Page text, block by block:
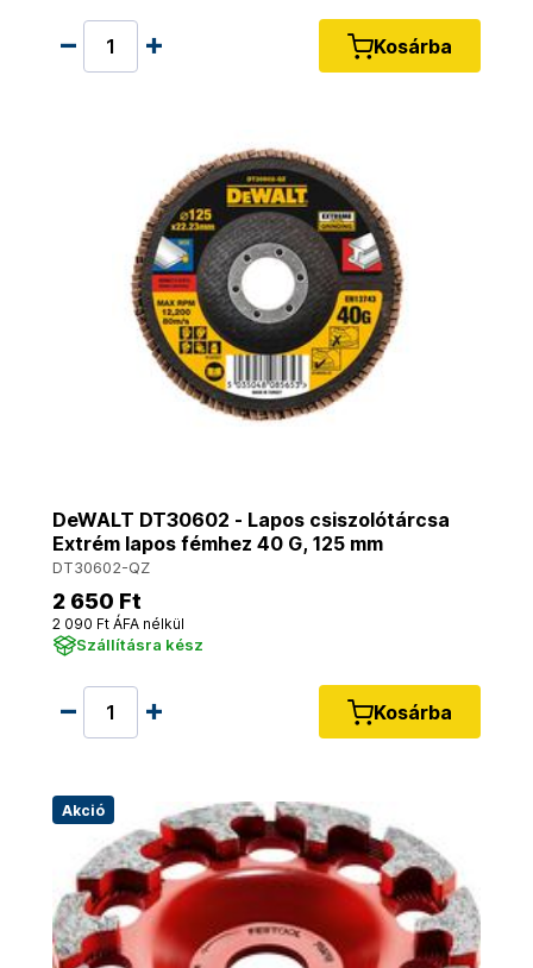
Kosárba
DeWALT DT30602 - Lapos csiszolótárcsa
Extrém lapos fémhez 40 G, 125 mm
DT30602-QZ
2 650 Ft
2 090 Ft ÁFA nélkül
Szállításra kész
Kosárba
Akció